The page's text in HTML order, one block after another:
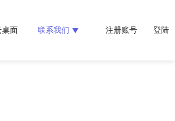
桌面 联系我们 注册账号 登陆